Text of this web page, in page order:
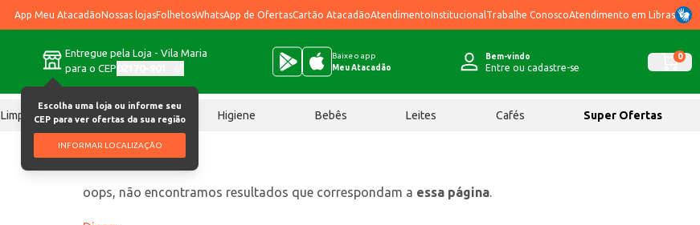
App Meu AtacadãoNossas lojasFolhetosWhatsApp de OfertasCartão AtacadãoAtendimentoInstitucional Trabalhe ConoscoAtendimento em Libras
Entregue pela Loja - Vila Maria
para o CEP
Escolha uma loja ou informe seu
CEP para ver ofertas da sua região
INFORMAR LOCALIZAÇÃO
Baixe o app
Meu Atacadão
Bem-vindo
Entre ou cadastre-se
0
Limpeza Chocolates Higiene Bebês Leites Cafés Super Ofertas
oops, não encontramos resultados que correspondam a essa página.